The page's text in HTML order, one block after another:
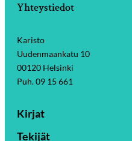
Yhteystiedot
Karisto
Uudenmaankatu 10
00120 Helsinki
Puh. 09 15 661
Kirjat
Tekijät